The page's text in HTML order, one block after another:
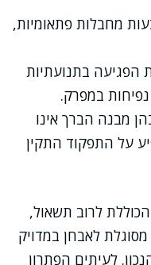
מחבלות פתאומיות,
הפגיעה בתנועתיות
במפרק.
מבנה הברך אינו
על התפקוד התקין
לרוב תשאול,
לאבחן במדויק
לעיתים הפתרון